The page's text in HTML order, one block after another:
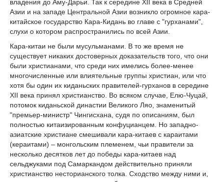
владения до Аму-Дарьи. Так к середине XII века в Средней
Азии и на западе Центральной Азии возникло огромное кара-
китайское государство Кара-Кидань во главе с "гурханами",
слухи о котором распространились по всей Азии.
Кара-китаи не были мусульманами. В то же время не
существует никаких достоверных доказательств того, что они
были христианами, что среди них имелись более-менее
многочисленные или влиятельные группы христиан, или что
хотя бы один их киданьских правителей-гурханов в середине
XII века принял христианство. Во всяком случае, Елю-Чуцай,
потомок киданьской династии Великого Ляо, знаменитый
"премьер-министр" Чингисхана, судя по описаниям, был
полностью китаизированным конфуцианцем. Но западно-
азиатские христиане смешивали кара-китаев с караитами
(кераитами) – монгольским племенем, чьи правители за
несколько десятков лет до победы кара-китаев над
сельджуками под Самаркандом действительно приняли
христианство несторианского толка. Сходство между ними и,